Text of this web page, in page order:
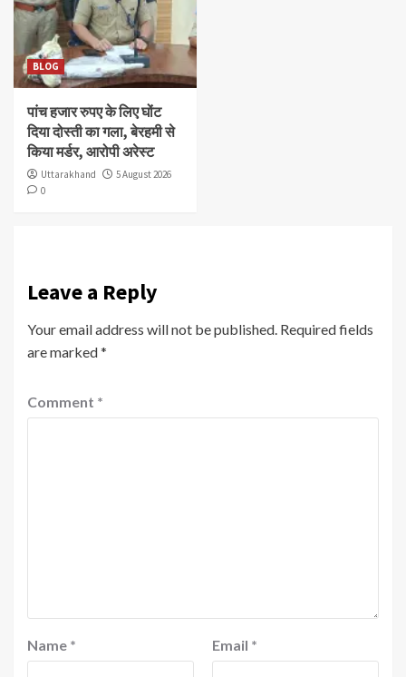
BLOG
पांच हजार रुपए के लिए घोंट
दिया दोस्ती का गला, बेरहमी से
किया मर्डर, आरोपी अरेस्ट
Uttarakhand
5 August 2026
0
Leave a Reply
Your email address will not be published. Required fields
are marked*
Comment *
Name * Email *